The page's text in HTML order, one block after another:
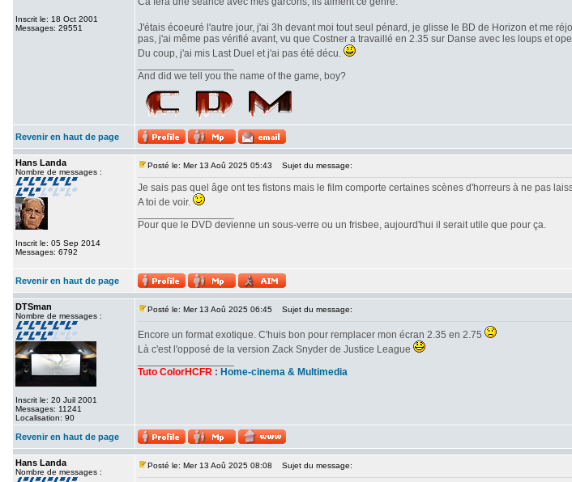
Inscrit le: 18 Oct 2001
Messages: 29551
J'étais écoeuré l'autre jour, j'ai 3h devant moi tout seul pénard, je glisse le BD de Horizon et me
pas, j'ai même pas vérifié avant, vu que Costner a travaillé en 2.35 sur Danse avec les loups et
Du coup, j'ai mis Last Duel et j'ai pas été décu.
And did we tell you the name of the game, boy?
Revenir en haut de page
Hans Landa
Nombre de messages :
Inscrit le: 05 Sep 2014
Messages: 6792
Posté le: Mer 13 Aoû 2025 05:43 Sujet du message:
Je sais pas quel âge ont tes fistons mais le film comporte certaines scènes d'horreurs à ne pas
A toi de voir.
Pour que le DVD devienne un sous-verre ou un frisbee, aujourd'hui il serait utile que pour ça.
Revenir en haut de page
DTSman
Nombre de messages :
Inscrit le: 20 Juil 2001
Messages: 11241
Localisation: 90
Posté le: Mer 13 Aoû 2025 06:45 Sujet du message:
Encore un format exotique. C'huis bon pour remplacer mon écran 2.35 en 2.75
Là c'est l'opposé de la version Zack Snyder de Justice League
Tuto ColorHCFR : Home-cinema & Multimedia
Revenir en haut de page
Hans Landa
Nombre de messages :
Posté le: Mer 13 Aoû 2025 08:08 Sujet du message: